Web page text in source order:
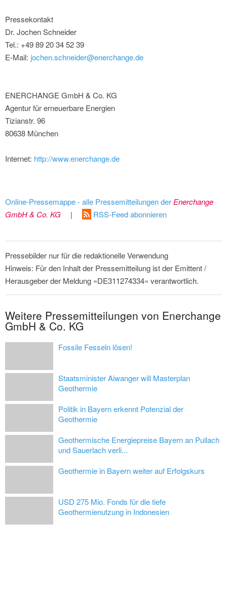
Pressekontakt
Dr. Jochen Schneider
Tel.: +49 89 20 34 52 39
E-Mail: jochen.schneider@enerchange.de
ENERCHANGE GmbH & Co. KG
Agentur für erneuerbare Energien
Tizianstr. 96
80638 München
Internet: http://www.enerchange.de
Online-Pressemappe - alle Pressemitteilungen der Enerchange
GmbH & Co. KG
| RSS-Feed abonnieren
Pressebilder nur für die redaktionelle Verwendung
Hinweis: Für den Inhalt der Pressemitteilung ist der Emittent /
Herausgeber der Meldung »DE311274334« verantwortlich.
Weitere Pressemitteilungen von Enerchange
GmbH & Co. KG
Fossile Fesseln lösen!
Staatsminister Aiwanger will Masterplan
Geothermie
Politik in Bayern erkennt Potenzial der
Geothermie
Geothermische Energiepreise Bayern an Pullach
und Sauerlach verli...
Geothermie in Bayern weiter auf Erfolgskurs
USD 275 Mio. Fonds für die tiefe
Geothermienutzung in Indonesien